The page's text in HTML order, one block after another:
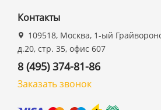
Контакты
109518, Москва, 1-ый
д.20, стр. 35, офис 607
8 (495) 374-81-86
Заказать звонок